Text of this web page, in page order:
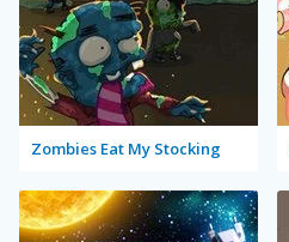
Zombies Eat My Stocking